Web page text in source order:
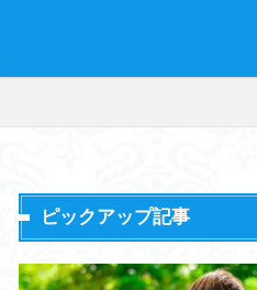
ピックアップ記事